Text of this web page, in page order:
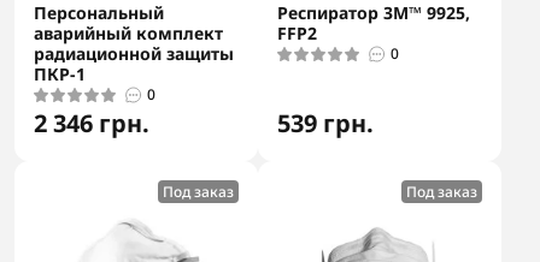
Персональный
аварийный комплект
радиационной защиты
ПКР-1
0
2 346 грн.
Респиратор 3M™ 9925,
FFP2
0
539 грн.
Под заказ Под заказ